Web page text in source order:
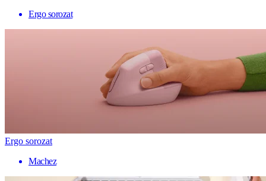
Ergo sorozat
Ergo sorozat
Machez